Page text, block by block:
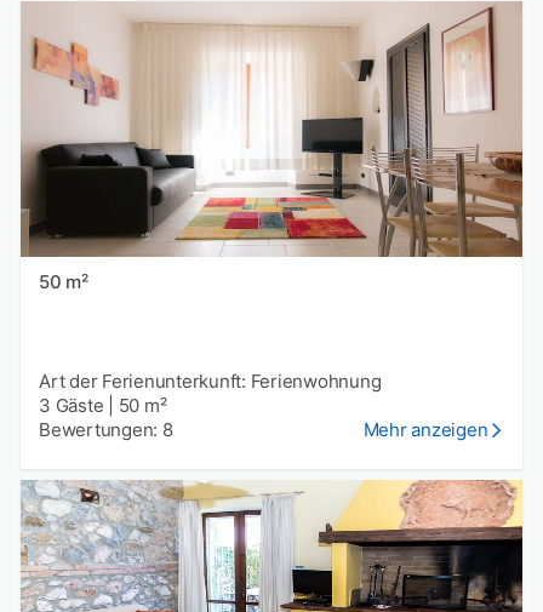
50 m²
Art der Ferienunterkunft: Ferienwohnung
3 Gäste
50 m²
Bewertungen: 8
Mehr anzeigen